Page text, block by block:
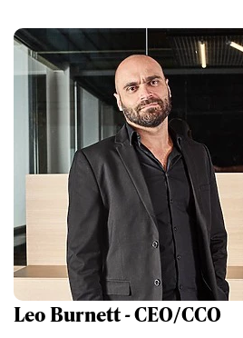
Leo Burnett - CEO/CCO